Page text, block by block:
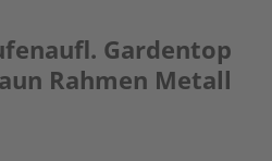
Gardentop
Rahmen Metall